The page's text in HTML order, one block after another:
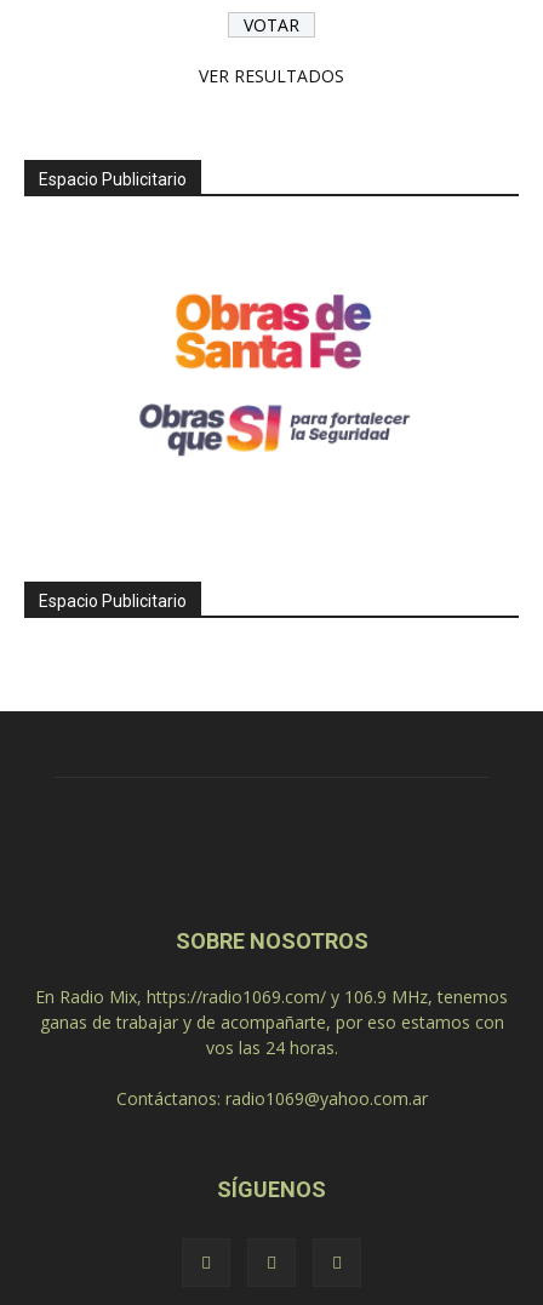
VER RESULTADOS
Espacio Publicitario
Espacio Publicitario
SOBRE NOSOTROS
En Radio Mix, https://radio1069.com/ y 106.9 MHz, tenemos
ganas de trabajar y de acompañarte, por eso estamos con
vos las 24 horas.
Contáctanos: radio1069@yahoo.com.ar
SÍGUENOS